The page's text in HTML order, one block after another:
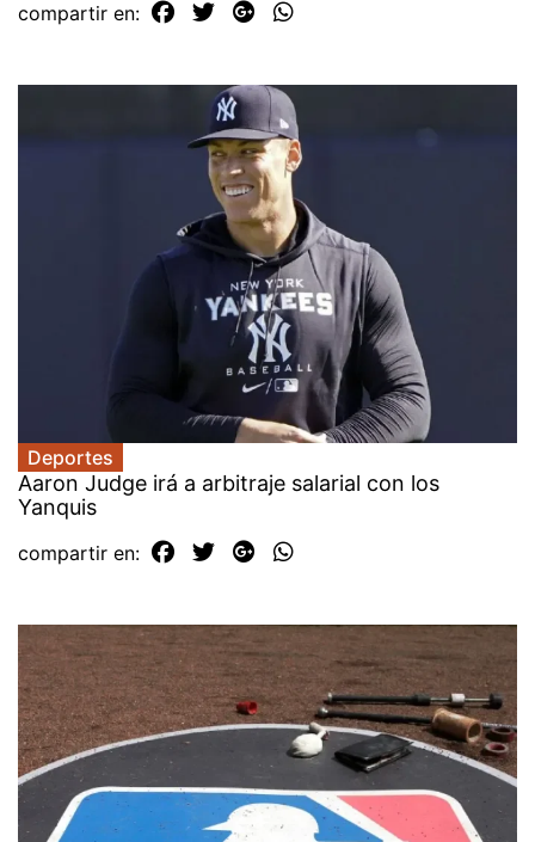
compartir en:
Deportes
Aaron Judge irá a arbitraje salarial con los
Yanquis
compartir en: